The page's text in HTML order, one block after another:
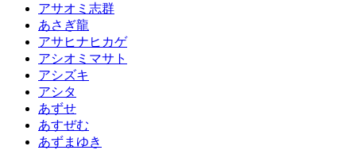
アサオミ志群
あさぎ龍
アサヒナヒカゲ
アシオミマサト
アシズキ
アシタ
あずせ
あすぜむ
あずまゆき